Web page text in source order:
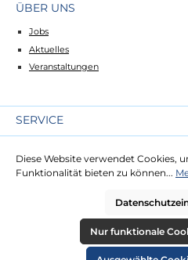
ÜBER UNS
Jobs
Aktuelles
Veranstaltungen
SERVICE
Lieferung
Zahlung
RECHTLICHES
Diese Website verwendet Cookies,
Funktionalität bieten zu können...
Nur funktionale